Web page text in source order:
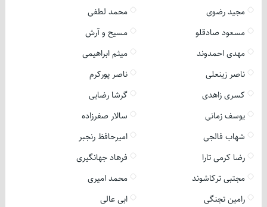
مجید رضوی
محمد لطفی
مسعود صادقلو
مسیح و آرش
مهدی احمدوند
میثم ابراهیمی
ناصر زینعلی
ناصر پورکرم
کسری زاهدی
گرشا رضایی
یوسف زمانی
سالار صفرزاده
شهاب فالجی
امیرحافظ رنجبر
رضا کرمی تارا
فرهاد جهانگیری
مجتبی ترکاشوند
محمد امیری
رامین تجنگی
ابی عالی